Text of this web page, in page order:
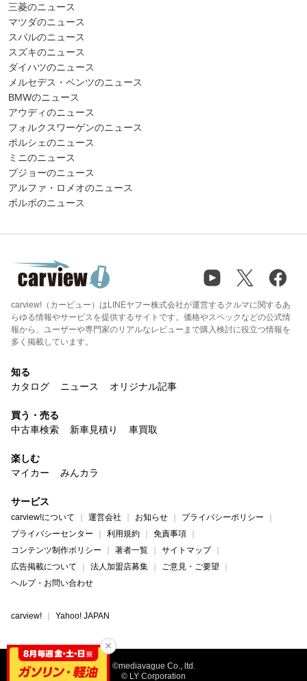
三菱のニュース
マツダのニュース
スバルのニュース
スズキのニュース
ダイハツのニュース
メルセデス・ベンツのニュース
BMWのニュース
アウディのニュース
フォルクスワーゲンのニュース
ポルシェのニュース
ミニのニュース
プジョーのニュース
アルファ・ロメオのニュース
ボルボのニュース
carview!（カービュー）はLINEヤフー株式会社が運営するクルマに関するあ
らゆる情報やサービスを提供するサイトです。価格やスペックなどの公式情
報から、ユーザーや専門家のリアルなレビューまで購入検討に役立つ情報を
多く掲載しています。
知る
カタログ
ニュース オリジナル記事
買う・売る
中古車検索
新車見積り 車買取
楽しむ
マイカー
みんカラ
サービス
carview!について 運営会社 お知らせ
プライバシーポリシー
プライバシーセンター
利用規約
免責事項
コンテンツ制作ポリシー
著者一覧
サイトマップ
広告掲載について
法人加盟店募集
ご意見・ご要望
ヘルプ・お問い合わせ
carview! Yahoo! JAPAN
©mediavague Co., ltd.
© LY Corporation